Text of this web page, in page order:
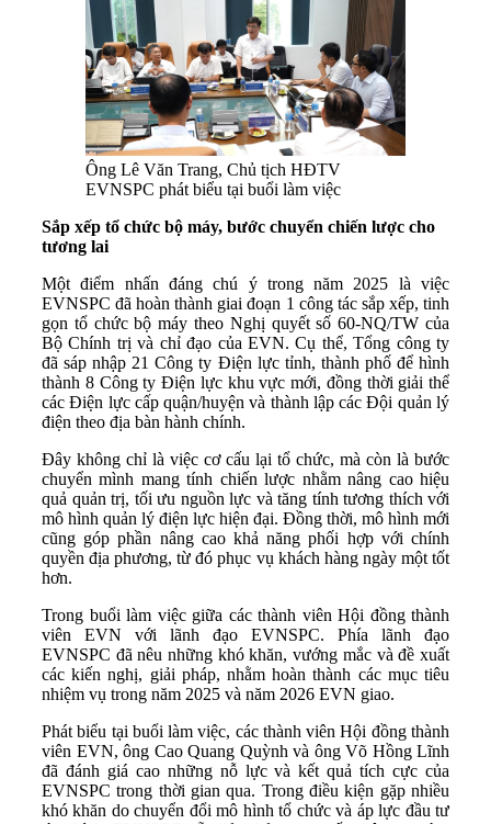
Ông Lê Văn Trang, Chủ tịch HĐTV
EVNSPC phát biểu tại buổi làm việc
Sắp xếp tổ chức bộ máy, bước chuyển chiến lược cho
tương lai
Một điểm nhấn đáng chú ý trong năm 2025 là việc
EVNSPC đã hoàn thành giai đoạn 1 công tác sắp xếp, tinh
gọn tổ chức bộ máy theo Nghị quyết số 60-NQ/TW của
Bộ Chính trị và chỉ đạo của EVN. Cụ thể, Tổng công ty
đã sáp nhập 21 Công ty Điện lực tỉnh, thành phố để hình
thành 8 Công ty Điện lực khu vực mới, đồng thời giải thể
các Điện lực cấp quận/huyện và thành lập các Đội quản lý
điện theo địa bàn hành chính.
Đây không chỉ là việc cơ cấu lại tổ chức, mà còn là bước
chuyển mình mang tính chiến lược nhằm nâng cao hiệu
quả quản trị, tối ưu nguồn lực và tăng tính tương thích với
mô hình quản lý điện lực hiện đại. Đồng thời, mô hình mới
cũng góp phần nâng cao khả năng phối hợp với chính
quyền địa phương, từ đó phục vụ khách hàng ngày một tốt
hơn.
Trong buổi làm việc giữa các thành viên Hội đồng thành
viên EVN với lãnh đạo EVNSPC. Phía lãnh đạo
EVNSPC đã nêu những khó khăn, vướng mắc và đề xuất
các kiến nghị, giải pháp, nhằm hoàn thành các mục tiêu
nhiệm vụ trong năm 2025 và năm 2026 EVN giao.
Phát biểu tại buổi làm việc, các thành viên Hội đồng thành
viên EVN, ông Cao Quang Quỳnh và ông Võ Hồng Lĩnh
đã đánh giá cao những nỗ lực và kết quả tích cực của
EVNSPC trong thời gian qua. Trong điều kiện gặp nhiều
khó khăn do chuyển đổi mô hình tổ chức và áp lực đầu tư